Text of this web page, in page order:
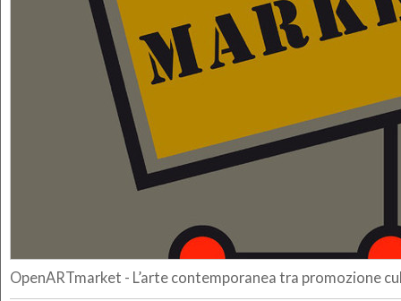
OpenARTmarket - L’arte contemporanea tra promozione